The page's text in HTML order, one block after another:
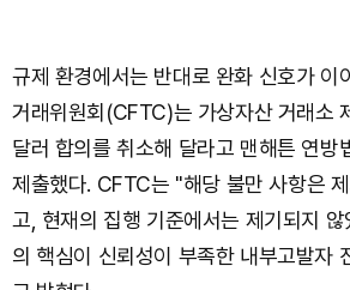
규제 환경에서는 반대로 완화 신호가 이
거래위원회(CFTC)는 가상자산 거래소
달러 합의를 취소해 달라고 맨해튼 연방
제출했다. CFTC는 "해당 불만 사항은
고, 현재의 집행 기준에서는 제기되지
의 핵심이 신뢰성이 부족한 내부고발자